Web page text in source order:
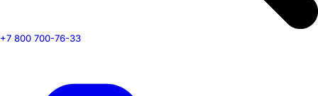
+7 800 700-76-33